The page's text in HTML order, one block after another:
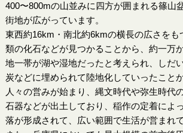
400〜800mの山並みに四方が囲まれる篠山
街地が広がっています。
東西約16km・南北約6kmの横長の広さをも
類の化石などが見つかることから、約一万
地一帯が湖や湿地だったと考えられ、しだ
炭などに埋められて陸地化していったこと
人々の営みが始まり、縄文時代や弥生時代
石器などが出土しており、稲作の定着によ
落が形成されて、広い範囲で生活が営まれ